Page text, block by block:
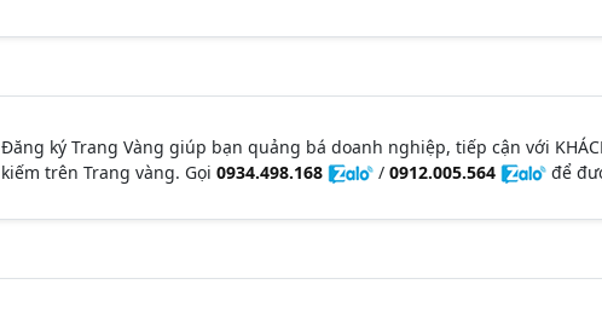
Đăng ký Trang Vàng giúp bạn quảng bá doanh nghiệp, tiếp cận với
kiếm trên Trang vàng. Gọi 0934.498.168 / 0912.005.564 để